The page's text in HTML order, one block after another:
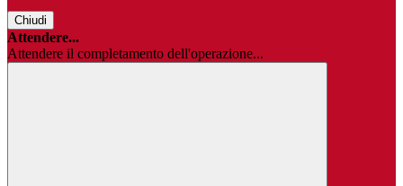
Chiudi
Attendere...
Attendere il completamento dell'operazione...